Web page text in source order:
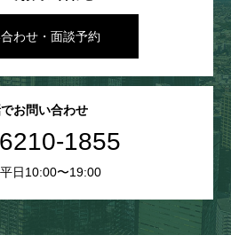
わせ・面談予約
お問い合わせ
1855
日10:00〜19:00